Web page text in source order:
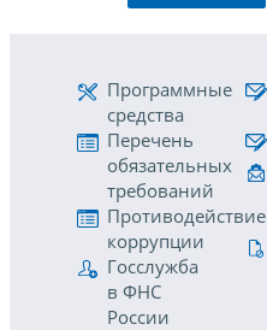
Программные
средства
Перечень
обязательных
требований
Противодействие
коррупции
Госслужба
в ФНС
России